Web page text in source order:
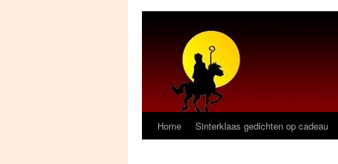
Home Sinterklaas gedichten op cadeau